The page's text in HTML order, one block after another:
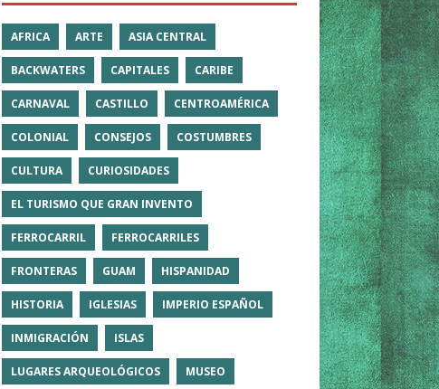
AFRICA ARTE ASIA CENTRAL
BACKWATERS CAPITALES CARIBE
CARNAVAL CASTILLO CENTROAMÉRICA
COLONIAL CONSEJOS COSTUMBRES
CULTURA CURIOSIDADES
EL TURISMO QUE GRAN INVENTO
FERROCARRIL FERROCARRILES
FRONTERAS GUAM HISPANIDAD
HISTORIA IGLESIAS IMPERIO ESPAÑOL
INMIGRACIÓN ISLAS
LUGARES ARQUEOLÓGICOS MUSEO